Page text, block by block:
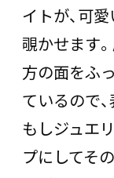
イトが、可
覗かせます
方の面をふ
ているので
もしジュエ
プにしてそ